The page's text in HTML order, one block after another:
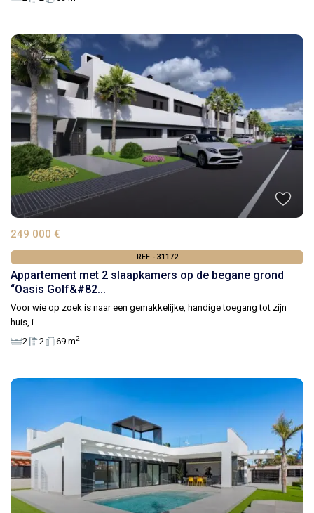
249 000 €
REF - 31172
Appartement met 2 slaapkamers op de begane grond
“Oasis Golf&#82...
Voor wie op zoek is naar een gemakkelijke, handige toegang tot zijn
huis, i
2
2 69 m2